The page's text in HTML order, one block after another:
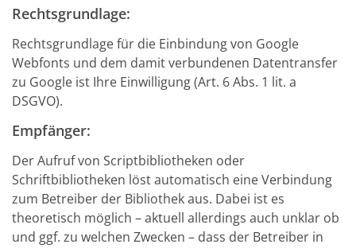
Rechtsgrundlage:
Rechtsgrundlage für die Einbindung von Google
Webfonts und dem damit verbundenen Datentransfer
zu Google ist Ihre Einwilligung (Art. 6 Abs. 1 lit. a
DSGVO).
Empfänger:
Der Aufruf von Scriptbibliotheken oder
Schriftbibliotheken löst automatisch eine Verbindung
zum Betreiber der Bibliothek aus. Dabei ist es
theoretisch möglich – aktuell allerdings auch unklar ob
und ggf. zu welchen Zwecken – dass der Betreiber in